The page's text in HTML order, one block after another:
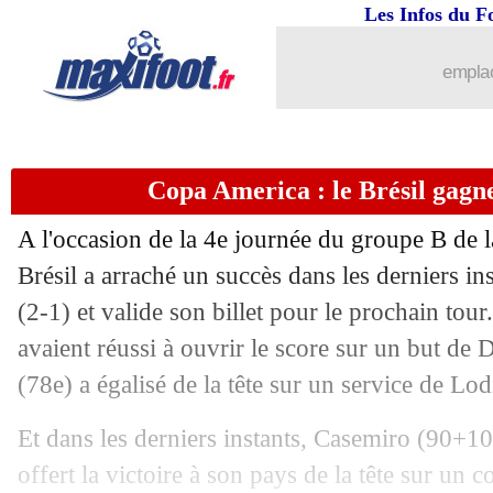
Les Infos du
Copa America : le Brésil
A l'occasion de la 4e journée du groupe B de
Brésil a arraché un succès dans les derniers
(2-1) et valide son billet pour le prochain
avaient réussi à ouvrir le score sur un but de
(78e) a égalisé de la tête sur un service de
Et dans les derniers instants, Casemiro
offert la victoire à son pays de la tête sur un
: le but fabuleux de Luis Diaz
24/06 EdF: la Suisse, Hernandez vers un
Nantes: Cyprien arrive en prêt
24/06 PSG: Buffon félicite Donnarumma
24/06 Portugal: Santos a apprécié la
24/06 Allemagne: Löw heureux de jouer
24/06 EdF : Benzema, sa discussion avec